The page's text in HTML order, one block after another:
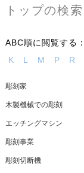
トップの検索
ABC順に閲覧する：
K
L M P R
彫刻家
木製機械での彫刻
エッチングマシン
彫刻事業
彫刻切断機